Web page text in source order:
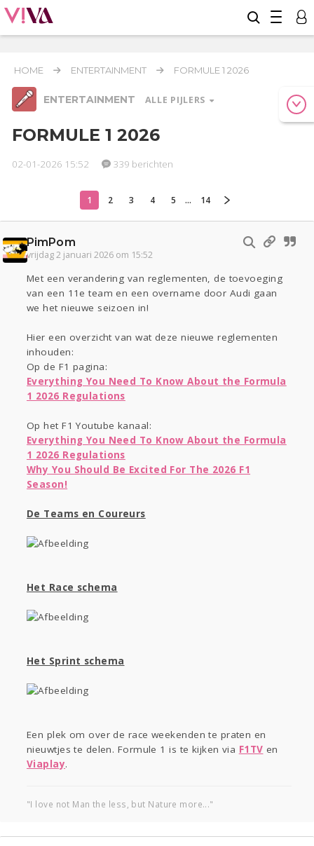
HOME ENTERTAINMENT FORMULE 1 2026
ENTERTAINMENT ALLE PIJLERS
Relaties Werk & Studie Geld & Recht
Zwanger
Psyche Thuis
Klussen
Sport
Contact
Lezen
FORMULE 1 2026
02-01-2026 15:52 339 berichten
1 2 3 4 5 ... 14
PimPom
vrijdag 2 januari 2026 om 15:52
Met een verandering van reglementen, de toevoeging
van een 11e team en een overname door Audi gaan
we het nieuwe seizoen in!
Hier een overzicht van wat deze nieuwe reglementen
inhouden:
Op de F1 pagina:
Everything You Need To Know About the Formula
1 2026 Regulations
Op het F1 Youtube kanaal:
Everything You Need To Know About the Formula
1 2026 Regulations
Why You Should Be Excited For The 2026 F1
Season!
De Teams en Coureurs
Het Race schema
Het Sprint schema
Een plek om over de race weekenden te praten en
nieuwtjes te delen. Formule 1 is te kijken via F1TV en
Viaplay.
"I love not Man the less, but Nature more..."